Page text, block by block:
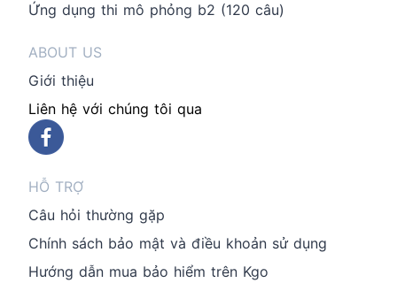
Ứng dụng thi mô phỏng b2 (120 câu)
ABOUT US
Giới thiệu
Liên hệ với chúng tôi qua
HỖ TRỢ
Câu hỏi thường gặp
Chính sách bảo mật và điều khoản sử dụng
Hướng dẫn mua bảo hiểm trên Kgo